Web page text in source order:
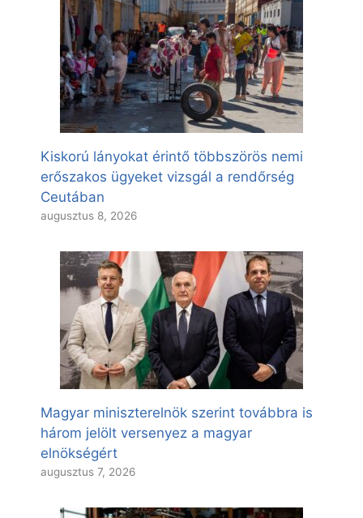
Kiskorú lányokat érintő többszörös nemi
erőszakos ügyeket vizsgál a rendőrség
Ceutában
augusztus 8, 2026
Magyar miniszterelnök szerint továbbra is
három jelölt versenyez a magyar
elnökségért
augusztus 7, 2026